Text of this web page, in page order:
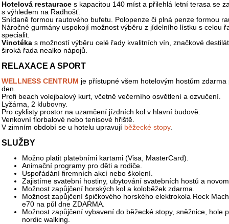
Hotelová restaurace s kapacitou 140 míst a přilehlá letní terasa se
s výhledem na Radhošť.
Snídaně formou rautového bufetu. Polopenze či plná penze formou
Náročné gurmány uspokojí možnost výběru z jídelního lístku s celou
specialit.
Vinotéka s možností výběru celé řady kvalitních vín, značkové
široká řada nealko nápojů.
RELAXACE A SPORT
WELLNESS CENTRUM je přístupné všem hotelovým hostům zdarma
den.
Profi beach volejbalový kurt, včetně večerního osvětlení a ozvučení.
Lyžárna, 2 klubovny.
Pro cyklisty prostor na uzamčení jízdních kol v hlavní budově.
Venkovní florbalové nebo tenisové hřiště.
V zimním období se u hotelu upravují běžecké stopy.
SLUŽBY
Možno platit platebními kartami (Visa, MasterCard).
Animační programy pro děti a rodiče.
Uspořádání firemních akcí nebo školení.
Zajistíme svatební hostiny, ubytování svatebních hostů a
Možnost zapůjčení horských kol a koloběžek zdarma.
Možnost zapůjčení špičkového horského elektrokola Rock
e70 na půl dne ZDARMA.
Možnost zapůjčení vybavení do běžecké stopy, sněžnice, hole
nordic walking.